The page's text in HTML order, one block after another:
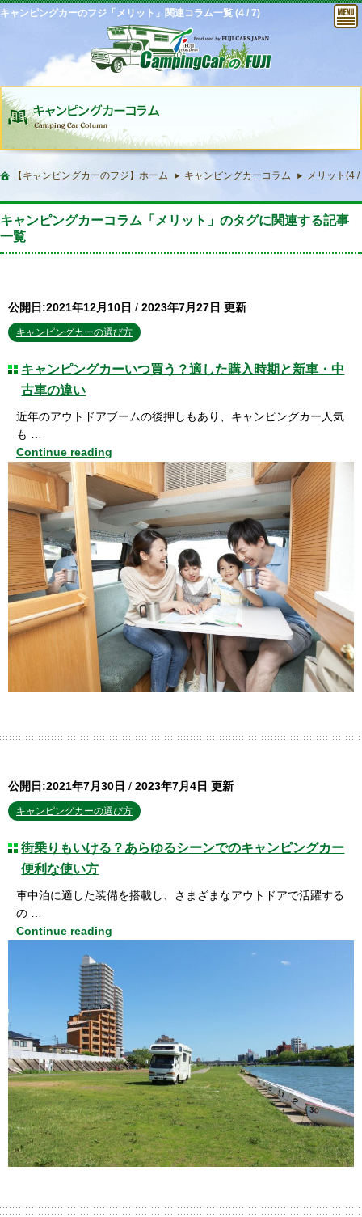
キャンピングカーのフジ「メリット」関連コラム一覧 (4 / 7)
【キャンピングカーのフジ】ホーム キャンピングカーコラム メリット(4 /
キャンピングカーコラム「メリット」のタグに関連する記事
一覧
公開日:2021年12月10日 / 2023年7月27日 更新
キャンピングカーの選び方
キャンピングカーいつ買う？適した購入時期と新車・中
古車の違い
近年のアウトドアブームの後押しもあり、キャンピングカー人気
も …
Continue reading
公開日:2021年7月30日 / 2023年7月4日 更新
キャンピングカーの選び方
街乗りもいける？あらゆるシーンでのキャンピングカー
便利な使い方
車中泊に適した装備を搭載し、さまざまなアウトドアで活躍する
の …
Continue reading